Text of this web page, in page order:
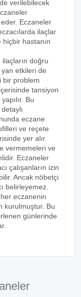
verilebilecek
Eczaneler
ilaçlar
hastanın
doğru
yan etkileri de
bir problem
tansiyon
Bu
eczane
ve reçete
yer alır.
vermemeleri ve
Eczaneler
çalışanların izin
Ancak nöbetçi
belirleyemez.
eczanenin
kurulmuştur. Bu
günlerinde